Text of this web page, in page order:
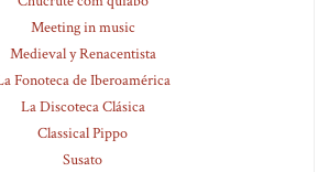
Meeting in music
Medieval y Renacentista
Fonoteca de Iberoamérica
La Discoteca Clásica
Classical Pippo
Susato